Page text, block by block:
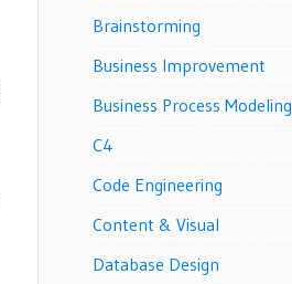
Brainstorming
Business Improvement
Business Process Modeling
C4
Code Engineering
Content & Visual
Database Design